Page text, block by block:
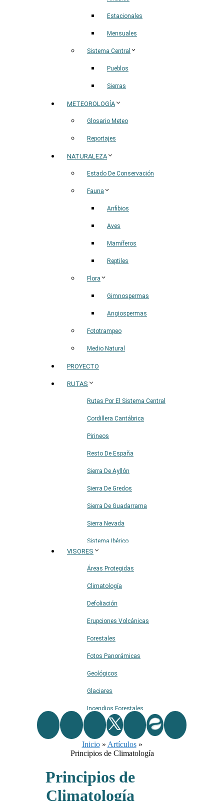
Estacionales
Mensuales
Sistema Central
Pueblos
Sierras
METEOROLOGÍA
Glosario Meteo
Reportajes
NATURALEZA
Estado De Conservación
Fauna
Anfibios
Aves
Mamíferos
Reptiles
Flora
Gimnospermas
Angiospermas
Fototrampeo
Medio Natural
PROYECTO
RUTAS
Rutas Por El Sistema Central
Cordillera Cantábrica
Pirineos
Resto De España
Sierra De Ayllón
Sierra De Gredos
Sierra De Guadarrama
Sierra Nevada
Sistema Ibérico
VISORES
Áreas Protegidas
Climatología
Defoliación
Erupciones Volcánicas
Forestales
Fotos Panorámicas
Geológicos
Glaciares
Incendios Forestales
Naturaleza
Ríos
Terremotos
Topográficos
Inicio» Artículos»
Principios de Climatología
Principios de
Climatología